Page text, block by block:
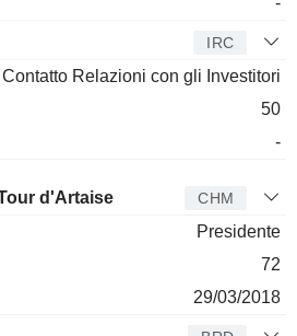
IRC
Contatto Relazioni con gli Investitori
50
-
Età Da
d'Artaise CHM
Presidente
72
29/03/2018